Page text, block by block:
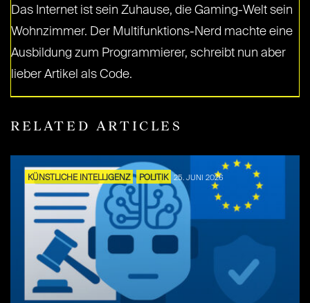
Das Internet ist sein Zuhause, die Gaming-Welt sein
Wohnzimmer. Der Multifunktions-Nerd machte eine
Ausbildung zum Programmierer, schreibt nun aber
lieber Artikel als Code.
RELATED ARTICLES
KÜNSTLICHE INTELLIGENZ POLITIK 25. JUNI 2026